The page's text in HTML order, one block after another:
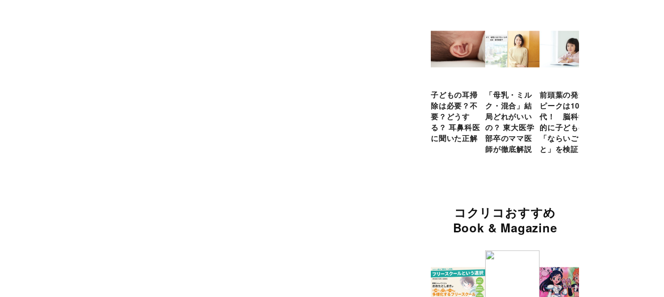
子どもの耳掃
除は必要？不
要？どうす
る？ 耳鼻科医
に聞いた正解
「母乳・ミル
ク・混合」結
局どれがいい
の？ 東大医学
部卒のママ医
師が徹底解説
前頭葉の発達
ピークは10
代！ 脳科学
的に子どもの
「ならいご
と」を検証
コクリコおすすめ
Book & Magazine